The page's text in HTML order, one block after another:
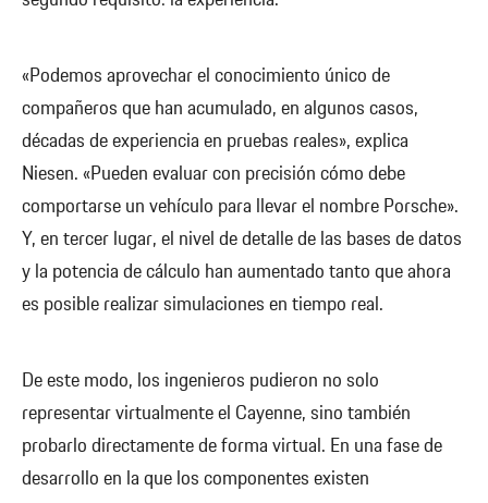
«Podemos aprovechar el conocimiento único de
compañeros que han acumulado, en algunos casos,
décadas de experiencia en pruebas reales», explica
Niesen. «Pueden evaluar con precisión cómo debe
comportarse un vehículo para llevar el nombre Porsche».
Y, en tercer lugar, el nivel de detalle de las bases de datos
y la potencia de cálculo han aumentado tanto que ahora
es posible realizar simulaciones en tiempo real.
De este modo, los ingenieros pudieron no solo
representar virtualmente el Cayenne, sino también
probarlo directamente de forma virtual. En una fase de
desarrollo en la que los componentes existen